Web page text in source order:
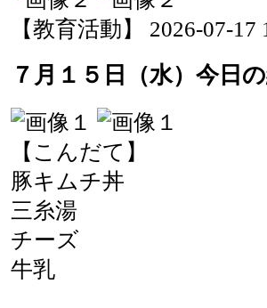
【教育活動】 2026-07-17
７月１５日（水）今日
【こんだて】
豚キムチ丼
三糸湯
チーズ
牛乳